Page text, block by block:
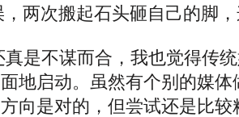
，两次搬起石头砸自己的脚
真是不谋而合，我也觉得传
地启动。虽然有个别的媒体
向是对的，但尝试还是比